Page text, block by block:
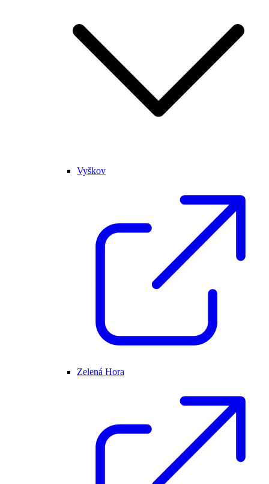
Vyškov
Zelená Hora